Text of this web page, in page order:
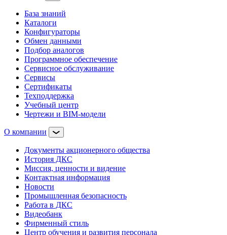
База знаний
Каталоги
Конфигураторы
Обмен данными
Подбор аналогов
Программное обеспечение
Сервисное обслуживание
Сервисы
Сертификаты
Техподдержка
Учебный центр
Чертежи и BIM-модели
О компании
Документы акционерного общества
История ДКС
Миссия, ценности и видение
Контактная информация
Новости
Промышленная безопасность
Работа в ДКС
Видеобанк
Фирменный стиль
Центр обучения и развития персонала